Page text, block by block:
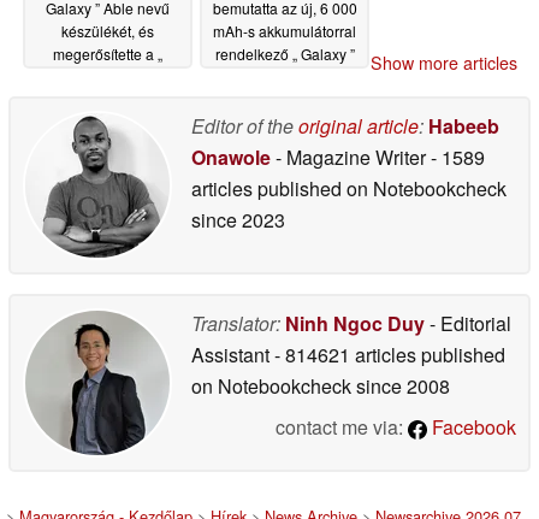
Galaxy ” Able nevű
készülékét, és
megerősítette a „
létezését
bemutatta az új, 6 000
mAh-s akkumulátorral
rendelkező „ Galaxy ”
Show more articles
Editor of theoriginal article: Habeeb
Onawole- Magazine Writer- 1589
articles published on Notebookcheck
since 2023
Translator: Ninh Ngoc Duy- Editorial
Assistant- 814621 articles published
on Notebookchecksince 2008
contact me via:
Facebook